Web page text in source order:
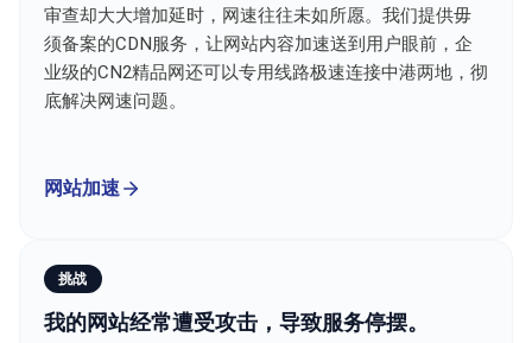
审查却大大增加延时，网速往往未如所愿。我们提供毋
须备案的CDN服务，让网站内容加速送到用户眼前，企
业级的CN2精品网还可以专用线路极速连接中港两地，彻
底解决网速问题。
网站加速
挑战
我的网站经常遭受攻击，导致服务停摆。